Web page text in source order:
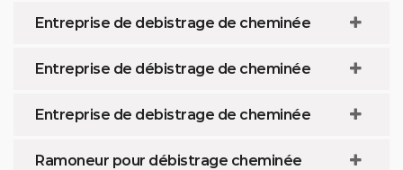
Entreprise de debistrage de cheminée
Entreprise de débistrage de cheminée
Entreprise de debistrage de cheminée
Ramoneur pour débistrage cheminée